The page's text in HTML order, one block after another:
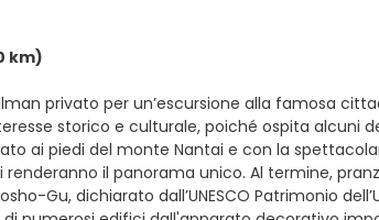
km)
privato per un’escursione alla famosa
storico e culturale, poiché ospita alcuni
ai piedi del monte Nantai e con la
il panorama unico. Al termine,
Gu, dichiarato dall’UNESCO Patrimonio